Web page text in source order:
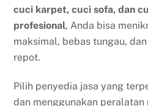
cuci karpet, cuci sofa, dan
profesional, Anda bisa
maksimal, bebas tungau,
repot.
Pilih penyedia jasa yang
dan menggunakan